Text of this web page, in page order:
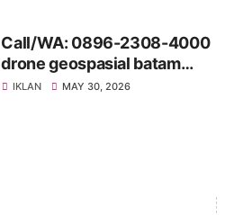
Call/WA: 0896-2308-4000
drone geospasial batam
Galang
IKLAN MAY 30, 2026